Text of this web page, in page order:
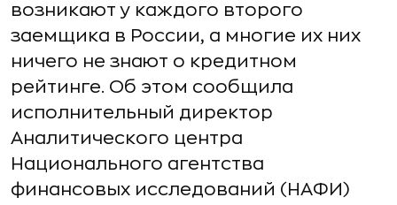
возникают у каждого второго
заемщика в России, а многие их них
ничего не знают о кредитном
рейтинге. Об этом сообщила
исполнительный директор
Аналитического центра
Национального агентства
финансовых исследований (НАФИ)